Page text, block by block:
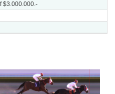
$3.000.000.-